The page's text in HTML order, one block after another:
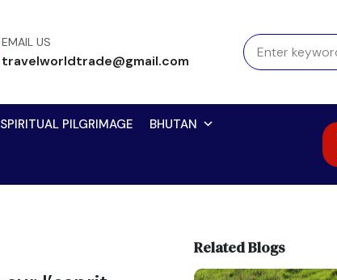
EMAIL US
travelworldtrade@gmail.com
PILGRIMAGE BHUTAN
Related Blogs